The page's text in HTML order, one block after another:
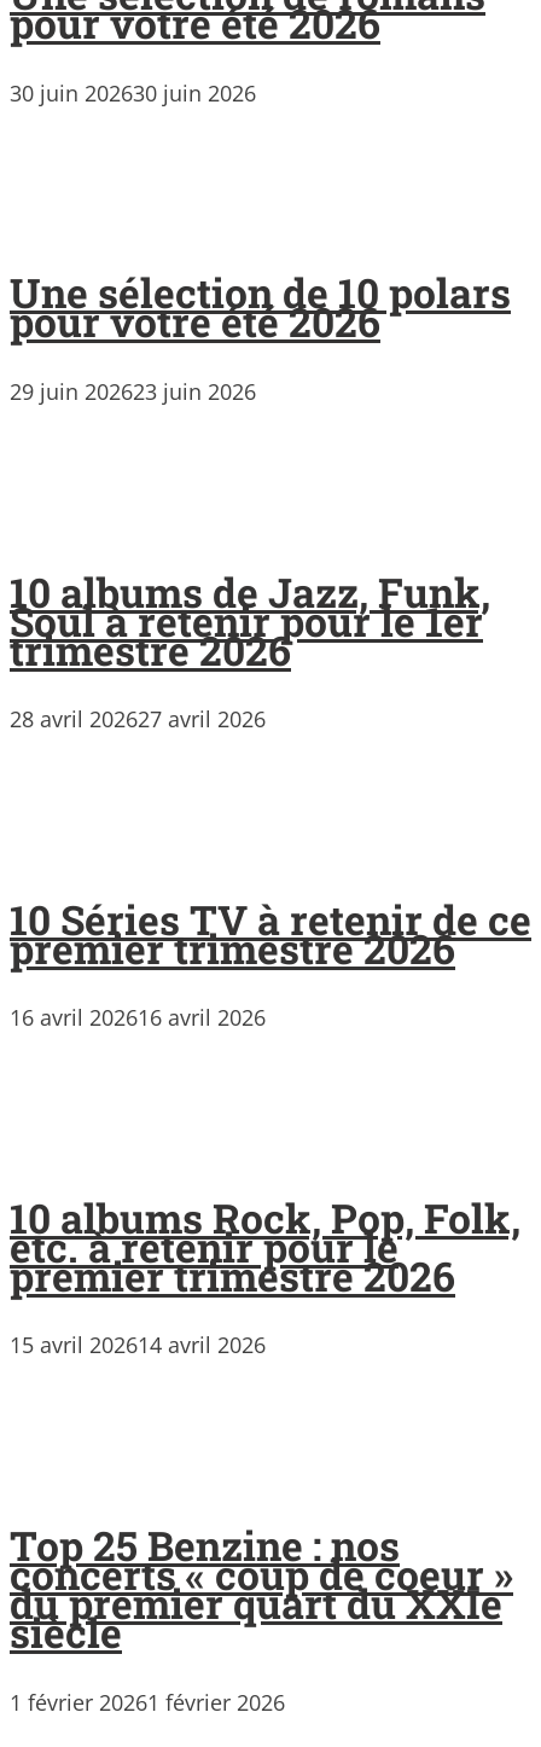
pour votre été 2026
30 juin 202630 juin 2026
Une sélection de 10 polars
pour votre été 2026
29 juin 202623 juin 2026
10 albums de Jazz, Funk,
Soul à retenir pour le 1er
trimestre 2026
28 avril 202627 avril 2026
10 Séries TV à retenir de ce
premier trimestre 2026
16 avril 202616 avril 2026
10 albums Rock, Pop, Folk,
etc. à retenir pour le
premier trimestre 2026
15 avril 202614 avril 2026
Top 25 Benzine : nos
concerts « coup de coeur »
du premier quart du XXIe
siècle
1 février 20261 février 2026